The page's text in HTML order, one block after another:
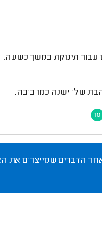
עבור תינוקת במשך כשעה.
שלי ישנה כמו בובה.
10
הדברים שמייצרים את